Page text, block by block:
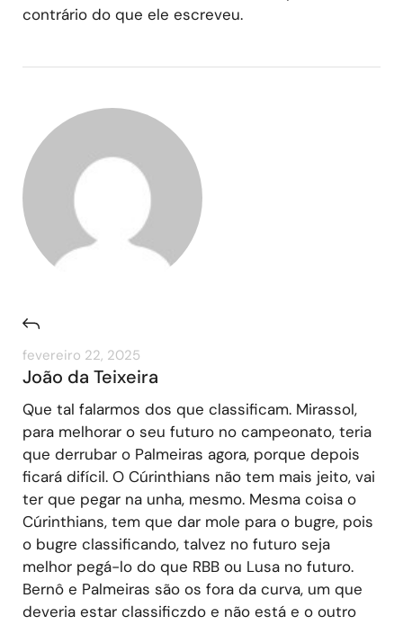
contrário do que ele escreveu.
fevereiro 22, 2025
João da Teixeira
Que tal falarmos dos que classificam. Mirassol,
para melhorar o seu futuro no campeonato, teria
que derrubar o Palmeiras agora, porque depois
ficará difícil. O Cúrinthians não tem mais jeito, vai
ter que pegar na unha, mesmo. Mesma coisa o
Cúrinthians, tem que dar mole para o bugre, pois
o bugre classificando, talvez no futuro seja
melhor pegá-lo do que RBB ou Lusa no futuro.
Bernô e Palmeiras são os fora da curva, um que
deveria estar classificzdo e não está e o outro